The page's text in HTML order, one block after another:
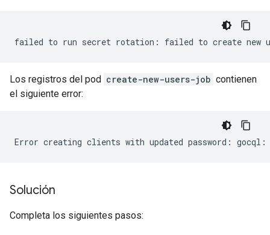
failed to run secret rotation: failed to create new
Los registros del pod create-new-users-job contienen
el siguiente error:
Error creating clients with updated password: gocql:
Solución
Completa los siguientes pasos: